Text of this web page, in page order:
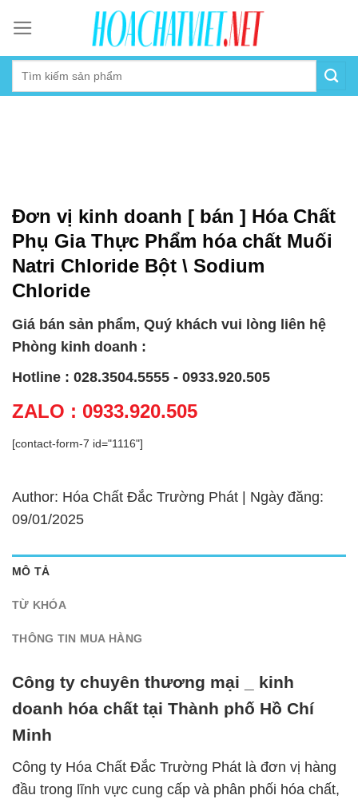
content
Đơn vị kinh doanh [ bán ] Hóa Chất
Phụ Gia Thực Phẩm hóa chất Muối
Natri Chloride Bột \ Sodium
Chloride
Giá bán sản phẩm, Quý khách vui lòng liên hệ
Phòng kinh doanh :
Hotline : 028.3504.5555 - 0933.920.505
ZALO : 0933.920.505
[contact-form-7 id="1116"]
Author: Hóa Chất Đắc Trường Phát | Ngày đăng:
09/01/2025
MÔ TẢ
TỪ KHÓA
THÔNG TIN MUA HÀNG
Công ty chuyên thương mại _ kinh
doanh hóa chất tại Thành phố Hồ Chí
Minh
Công ty Hóa Chất Đắc Trường Phát là đơn vị hàng
đầu trong lĩnh vực cung cấp và phân phối hóa chất,